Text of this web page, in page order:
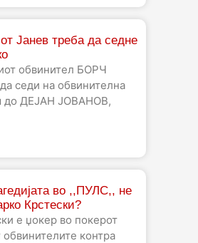
Јанев треба да седне
обвинител БОРЧ
седи на обвинителна
до ДЕЈАН ЈОВАНОВ,
во ,,ПУЛС,, не
Крстески?
е џокер во покерот
обвинителите контра